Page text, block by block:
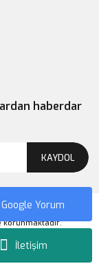
İletişim
haberdar
KAYDOL
korunmaktadır.
Google Yorum